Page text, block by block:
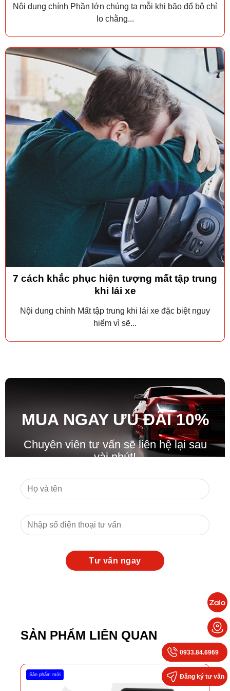
Nội dung chính Phần lớn chúng ta mỗi khi bão đổ bộ chỉ
lo chằng...
7 cách khắc phục hiện tượng mất tập trung
khi lái xe
Nội dung chính Mất tập trung khi lái xe đặc biệt nguy
hiểm vì sẽ...
MUA NGAY ƯU ĐÃI10%
Chuyên viên tư vấn sẽ liên hệ lại sau
vài phút!
SẢN PHẨM LIÊN QUAN
Sản phẩm mới
0933.84.6969
Đăng ký tư vấn